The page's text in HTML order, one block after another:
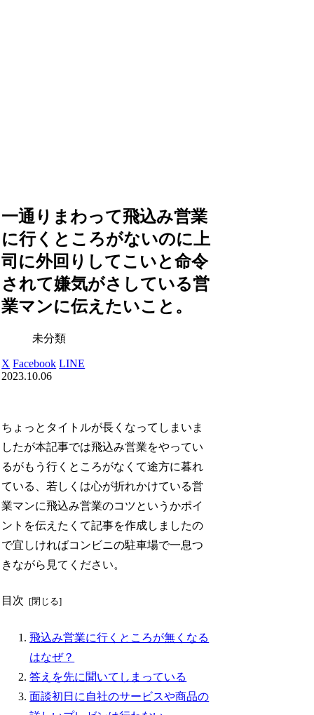
一通りまわって飛込み営業
に行くところがないのに上
司に外回りしてこいと命令
されて嫌気がさしている営
業マンに伝えたいこと。
未分類
X Facebook LINE
2023.10.06
ちょっとタイトルが長くなってしまいま
したが本記事では飛込み営業をやってい
るがもう行くところがなくて途方に暮れ
ている、若しくは心が折れかけている営
業マンに飛込み営業のコツというかポイ
ントを伝えたくて記事を作成しましたの
で宜しければコンビニの駐車場で一息つ
きながら見てください。
目次
飛込み営業に行くところが無くなる
はなぜ？
答えを先に聞いてしまっている
面談初日に自社のサービスや商品の